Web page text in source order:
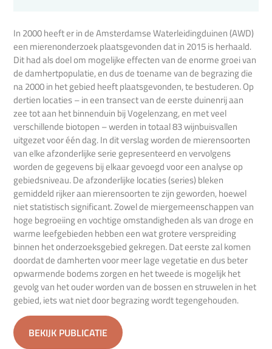
In 2000 heeft er in de Amsterdamse Waterleidingduinen (AWD)
een mierenonderzoek plaatsgevonden dat in 2015 is herhaald.
Dit had als doel om mogelijke effecten van de enorme groei van
de damhertpopulatie, en dus de toename van de begrazing die
na 2000 in het gebied heeft plaatsgevonden, te bestuderen. Op
dertien locaties – in een transect van de eerste duinenrij aan
zee tot aan het binnenduin bij Vogelenzang, en met veel
verschillende biotopen – werden in totaal 83 wijnbuisvallen
uitgezet voor één dag. In dit verslag worden de mierensoorten
van elke afzonderlijke serie gepresenteerd en vervolgens
worden de gegevens bij elkaar gevoegd voor een analyse op
gebiedsniveau. De afzonderlijke locaties (series) bleken
gemiddeld rijker aan mierensoorten te zijn geworden, hoewel
niet statistisch significant. Zowel de miergemeenschappen van
hoge begroeiing en vochtige omstandigheden als van droge en
warme leefgebieden hebben een wat grotere verspreiding
binnen het onderzoeksgebied gekregen. Dat eerste zal komen
doordat de damherten voor meer lage vegetatie en dus beter
opwarmende bodems zorgen en het tweede is mogelijk het
gevolg van het ouder worden van de bossen en struwelen in het
gebied, iets wat niet door begrazing wordt tegengehouden.
BEKIJK PUBLICATIE